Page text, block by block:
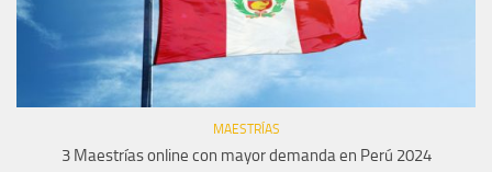
MAESTRÍAS
3 Maestrías online con mayor demanda en Perú 2024